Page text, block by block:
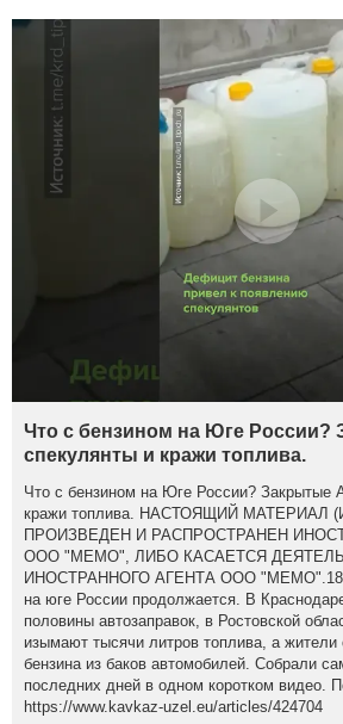
Что с бензином на Юге России?
спекулянты и кражи топлива.
Что с бензином на Юге России? Закрытые
кражи топлива. НАСТОЯЩИЙ
ПРОИЗВЕДЕН И РАСПРОСТРАНЕН
ООО "МЕМО", ЛИБО КАСАЕТСЯ
ИНОСТРАННОГО АГЕНТА ООО "МЕМО".18+
на юге России продолжается. В
половины автозаправок, в Ростовской
изымают тысячи литров топлива, а
бензина из баков автомобилей. Собрали
последних дней в одном коротком видео.
https://www.kavkaz-uzel.eu/articles/424704